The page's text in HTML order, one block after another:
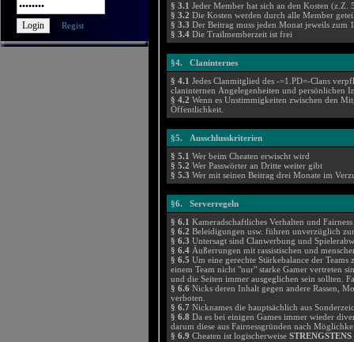
Regist
§ 3.1 Jeder Member hat sich an den Kosten
§ 3.2 Die Kosten werden durch alle Member
§ 3.3 Der Beitrag muss jeden Monat jeweils zum
§ 3.4 Die Trailmemberzeit ist frei
§4. Claninternes
§ 4.1 Jedes Clanmitglied des -=1.PD=-Clans
claninternen Angelegenheiten und persönlichen
§ 4.2 Wenn es Unstimmigkeiten zwischen den
Öffentlichkeit.
§5. Ausschlusskriterien
§ 5.1 Wer beim Cheaten erwischt wird
§ 5.2 Wer Passwörter an Dritte weiter gibt
§ 5.3 Wer mit seinen Beitrag drei Monate im
§6. Serverregeln
§ 6.1 Kameradschaftliches Verhalten und
§ 6.2 Beleidigungen usw. führen unverzüglich
§ 6.3 Untersagt sind Clanwerbung und
§ 6.4 Äußerrungen mit rassistischen und
§ 6.5 Um eine gerechte Stärkebalance der
einem Team nicht "nur" starke Gamer vertreten
und die Seiten immer ausgeglichen sein sollten.
§ 6.6 Nicks deren Inhalt gegen andere Rassen,
verboten.
§ 6.7 Nicknames die hauptsächlich aus
§ 6.8 Da es bei einigen Games immer wieder
darum diese aus Fairnessgründen nach
§ 6.9 Cheaten ist logischerweise